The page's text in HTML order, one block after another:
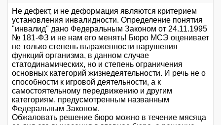
Не дефект, и не деформация являются критерием
установления инвалидности. Определение понятия
"инвалид" дано Федеральным Законом от 24.11.1995
№ 181-ФЗ и не нам его менять! Бюро МСЭ оценивает
не только степень выраженности нарушения
функций организма, в данном случае
статодинамических, но и степень ограничения
основных категорий жизнедеятельности. И речь не о
способности к игровой деятельности, а к
самостоятельному передвижению и другим
категориям, предусмотренным названным
Федеральным Законом.
Обжаловать решение бюро можно в течение мясяца